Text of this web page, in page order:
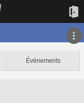
Événements